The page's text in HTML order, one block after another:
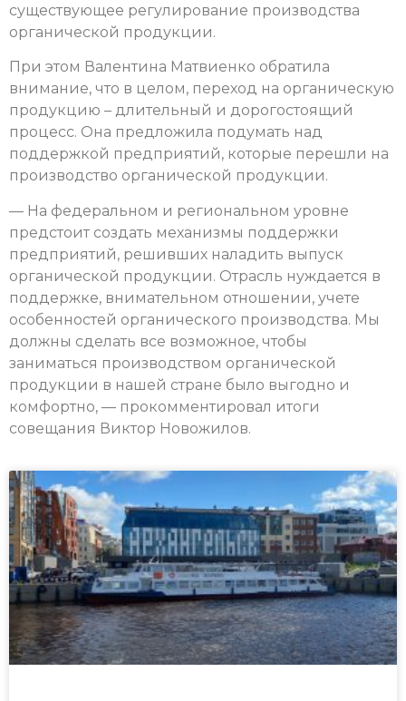
существующее регулирование производства
органической продукции.
При этом Валентина Матвиенко обратила
внимание, что в целом, переход на органическую
продукцию – длительный и дорогостоящий
процесс. Она предложила подумать над
поддержкой предприятий, которые перешли на
производство органической продукции.
— На федеральном и региональном уровне
предстоит создать механизмы поддержки
предприятий, решивших наладить выпуск
органической продукции. Отрасль нуждается в
поддержке, внимательном отношении, учете
особенностей органического производства. Мы
должны сделать все возможное, чтобы
заниматься производством органической
продукции в нашей стране было выгодно и
комфортно, — прокомментировал итоги
совещания Виктор Новожилов.